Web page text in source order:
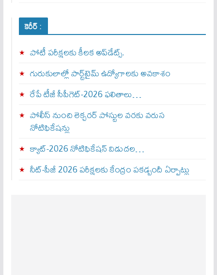
కెరీర్ :
పోటీ పరీక్షలకు కీలక అప్‌డేట్స్.
గురుకులాల్లో పార్ట్‌టైమ్ ఉద్యోగాలకు అవకాశం
రేపే టీజీ సీపీగెట్‌-2026 ఫలితాలు…
పోలీస్ నుంచి లెక్చరర్ పోస్టుల వరకు వరుస
నోటిఫికేషన్లు
క్యాట్-2026 నోటిఫికేషన్ విడుదల…
నీట్-పీజీ 2026 పరీక్షలకు కేంద్రం పకడ్బందీ ఏర్పాట్లు